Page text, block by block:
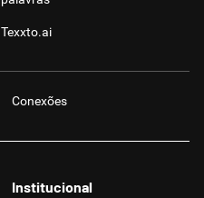
Texxto.ai
Conexões
Institucional